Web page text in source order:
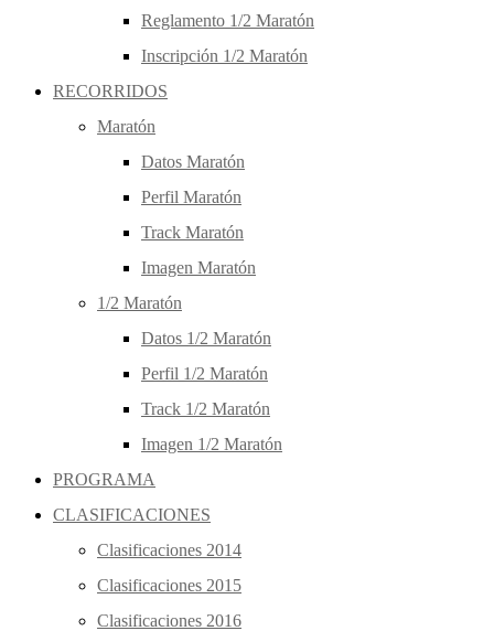
Reglamento 1/2 Maratón
Inscripción 1/2 Maratón
RECORRIDOS
Maratón
Datos Maratón
Perfil Maratón
Track Maratón
Imagen Maratón
1/2 Maratón
Datos 1/2 Maratón
Perfil 1/2 Maratón
Track 1/2 Maratón
Imagen 1/2 Maratón
PROGRAMA
CLASIFICACIONES
Clasificaciones 2014
Clasificaciones 2015
Clasificaciones 2016